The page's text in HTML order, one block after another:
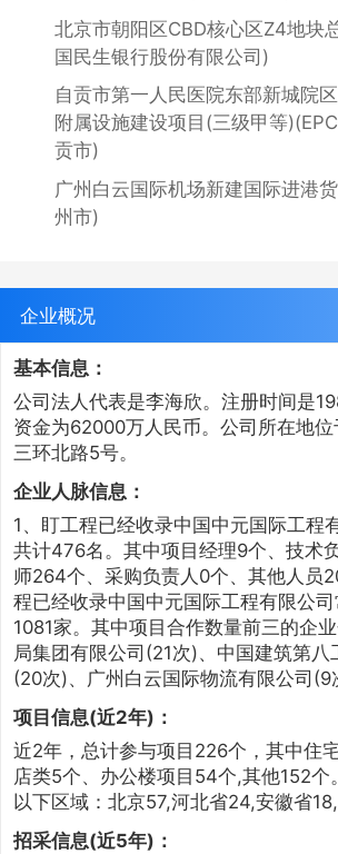
北京市朝阳区CBD核心区Z4地块
国民生银行股份有限公司)
自贡市第一人民医院东部新城院
附属设施建设项目(三级甲等
贡市)
广州白云国际机场新建国际进港
州市)
企业概况
基本信息：
公司法人代表是李海欣。注册时间是
资金为62000万人民币。公司所在地
三环北路5号。
企业人脉信息：
1、盯工程已经收录中国中元国际工程
共计476名。其中项目经理9个、技术
师264个、采购负责人0个、其他人员
程已经收录中国中元国际工程有限公
1081家。其中项目合作数量前三的企
局集团有限公司(21次)、中国建筑第八
(20次)、广州白云国际物流有限公司(9
项目信息(近2年)：
近2年，总计参与项目226个，其中住
店类5个、办公楼项目54个,其他152个
以下区域：北京57,河北省24,安徽省18,
招采信息(近5年)：